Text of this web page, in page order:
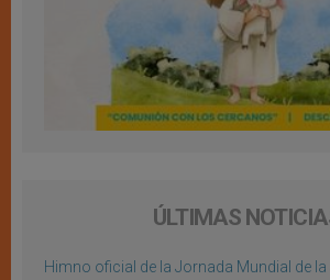
ÚLTIMAS
Himno oficial de la Jornada Mundial de la